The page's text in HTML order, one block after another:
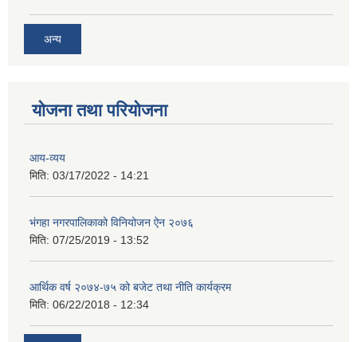
अन्य
योजना तथा परियोजना
आय-व्यय
मिति: 03/17/2022 - 14:21
भंगहा नगरपालिकाको विनियोजन ऐन २०७६
मिति: 07/25/2019 - 13:52
आर्थिक वर्ष २०७४-७५ को बजेट तथा नीति कार्यक्रम
मिति: 06/22/2018 - 12:34